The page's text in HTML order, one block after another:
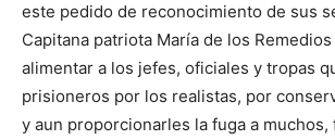
este pedido de reconocimiento de sus
Capitana patriota María de los
alimentar a los jefes, oficiales y tropas
prisioneros por los realistas, por
y aun proporcionarles la fuga a